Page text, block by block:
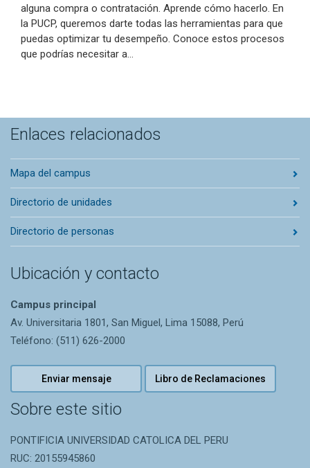
alguna compra o contratación. Aprende cómo hacerlo. En
la PUCP, queremos darte todas las herramientas para que
puedas optimizar tu desempeño. Conoce estos procesos
que podrías necesitar a…
Enlaces relacionados
Mapa del campus
Directorio de unidades
Directorio de personas
Ubicación y contacto
Campus principal
Av. Universitaria 1801, San Miguel, Lima 15088, Perú
Teléfono: (511) 626-2000
Enviar mensaje Libro de Reclamaciones
Sobre este sitio
PONTIFICIA UNIVERSIDAD CATOLICA DEL PERU
RUC: 20155945860